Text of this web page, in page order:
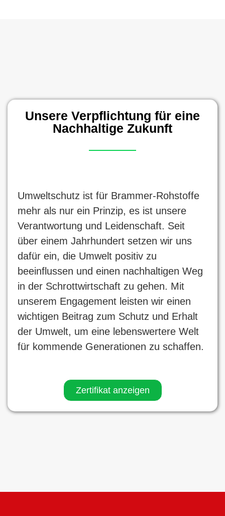
Unsere Verpflichtung für eine
Nachhaltige Zukunft
Umweltschutz ist für Brammer-Rohstoffe
mehr als nur ein Prinzip, es ist unsere
Verantwortung und Leidenschaft. Seit
über einem Jahrhundert setzen wir uns
dafür ein, die Umwelt positiv zu
beeinflussen und einen nachhaltigen Weg
in der Schrottwirtschaft zu gehen. Mit
unserem Engagement leisten wir einen
wichtigen Beitrag zum Schutz und Erhalt
der Umwelt, um eine lebenswertere Welt
für kommende Generationen zu schaffen.
Zertifikat anzeigen